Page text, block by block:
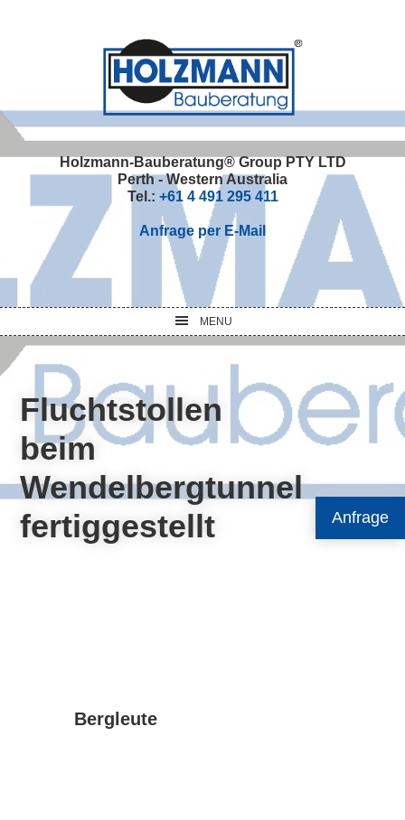
Anfrage
Holzmann-Bauberatung® Group PTY LTD
Perth - Western Australia
Tel.: +61 4 491 295 411
Anfrage per E-Mail
MENU
Fluchtstollen
beim
Wendelbergtunnel
fertiggestellt
Bergleute